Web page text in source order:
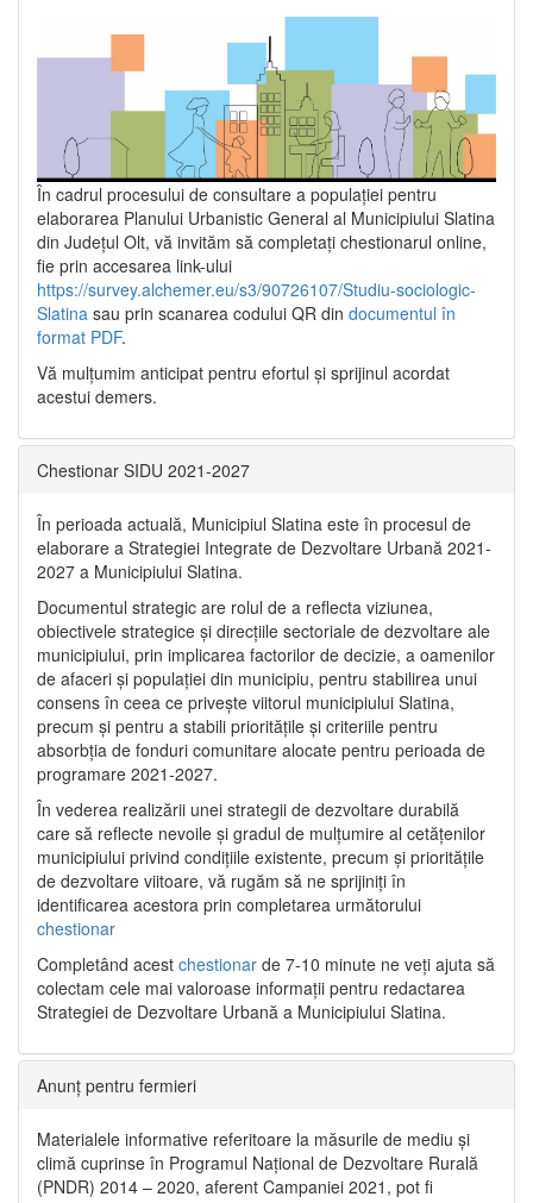
În cadrul procesului de consultare a populaţiei pentru
elaborarea Planului Urbanistic General al Municipiului Slatina
din Județul Olt, vă invităm să completați chestionarul online,
fie prin accesarea link-ului
https://survey.alchemer.eu/s3/90726107/Studiu-sociologic-
Slatina sau prin scanarea codului QR din documentul în
format PDF.
Vă mulţumim anticipat pentru efortul şi sprijinul acordat
acestui demers.
Chestionar SIDU 2021-2027
În perioada actuală, Municipiul Slatina este în procesul de
elaborare a Strategiei Integrate de Dezvoltare Urbană 2021‐
2027 a Municipiului Slatina.
Documentul strategic are rolul de a reflecta viziunea,
obiectivele strategice și direcțiile sectoriale de dezvoltare ale
municipiului, prin implicarea factorilor de decizie, a oamenilor
de afaceri și populației din municipiu, pentru stabilirea unui
consens în ceea ce privește viitorul municipiului Slatina,
precum și pentru a stabili prioritățile și criteriile pentru
absorbția de fonduri comunitare alocate pentru perioada de
programare 2021-2027.
În vederea realizării unei strategii de dezvoltare durabilă
care să reflecte nevoile și gradul de mulțumire al cetățenilor
municipiului privind condițiile existente, precum și prioritățile
de dezvoltare viitoare, vă rugăm să ne sprijiniți în
identificarea acestora prin completarea următorului
chestionar
Completând acest chestionar de 7-10 minute ne veți ajuta să
colectam cele mai valoroase informații pentru redactarea
Strategiei de Dezvoltare Urbană a Municipiului Slatina.
Anunț pentru fermieri
Materialele informative referitoare la măsurile de mediu și
climă cuprinse în Programul Național de Dezvoltare Rurală
(PNDR) 2014 – 2020, aferent Campaniei 2021, pot fi